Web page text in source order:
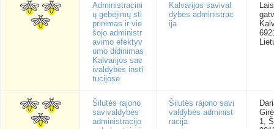
Administracini
ų gebėjimų sti
prinimas ir vie
šojo administr
avimo efektyv
umo didinimas
Kalvarijos sav
ivaldybės insti
tucijose
Kalvarijos savival
dybės administrac
ija
Šilutės rajono
savivaldybės
administracijo
Šilutės rajono savi
valdybės administ
racija
1,